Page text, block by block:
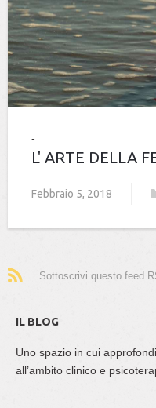
L' ARTE DELLA
Febbraio 5, 2018
Sottoscrivi questo feed
IL BLOG
Uno spazio in cui
all’ambito clinico e